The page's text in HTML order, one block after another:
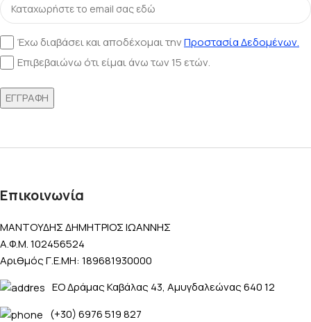
Έχω διαβάσει και αποδέχομαι τηνΠροστασία Δεδομένων.
Επιβεβαιώνω ότι είμαι άνω των 15 ετών.
Επικοινωνία
ΜΑΝΤΟΥΔΗΣ ΔΗΜΗΤΡΙΟΣ ΙΩΑΝΝΗΣ
Α.Φ.Μ. 102456524
Αριθμός Γ.Ε.ΜΗ: 189681930000
ΕΟ Δράμας Καβάλας 43, Αμυγδαλεώνας 640 12
(+30) 6976 519 827